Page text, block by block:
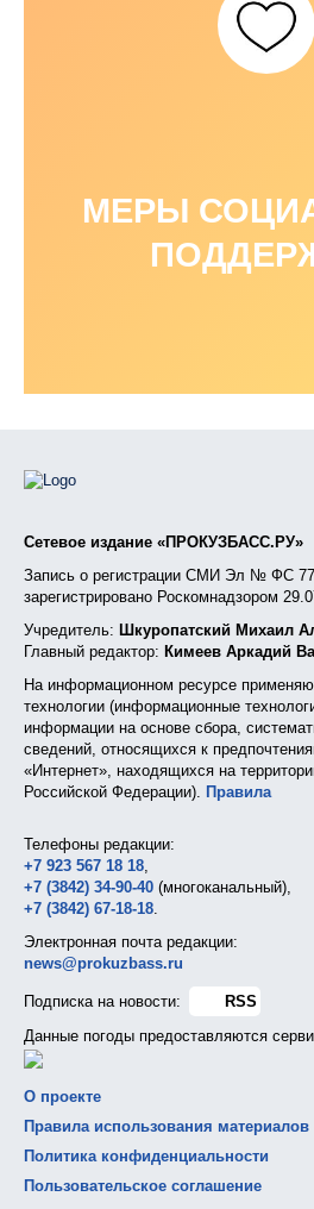
МЕРЫ
Сетевое издание «ПРОКУЗБАСС.РУ»
Запись о регистрации СМИ Эл № ФС
зарегистрировано Роскомнадзором
Учредитель: Шкуропатский Михаил
Главный редактор: Кимеев Аркадий
На информационном ресурсе
технологии (информационные
информации на основе сбора,
сведений, относящихся к
«Интернет», находящихся на
Российской Федерации). Правила
Телефоны редакции:
+7 923 567 18 18,
+7 (3842) 34-90-40 (многоканальный),
+7 (3842) 67-18-18.
Электронная почта редакции:
news@prokuzbass.ru
Подписка на новости:
RSS
Данные погоды предоставляются
О проекте
Правила использования материалов
Политика конфиденциальности
Пользовательское соглашение